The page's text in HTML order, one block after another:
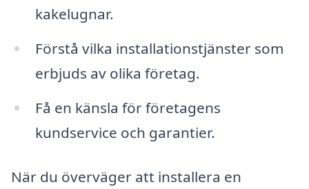
kakelugnar.
Förstå vilka installationstjänster som
erbjuds av olika företag.
Få en känsla för företagens
kundservice och garantier.
När du överväger att installera en